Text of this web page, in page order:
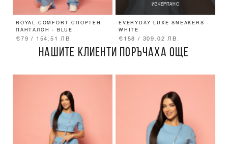
ROYAL COMFORT СПОРТЕН
ПАНТАЛОН - BLUE
€79 / 154.51 ЛВ.
ИЗЧЕРПАНО
EVERYDAY LUXE SNEAKERS -
WHITE
€158 / 309.02 ЛВ.
НАШИТЕ КЛИЕНТИ ПОРЪЧАХА ОЩЕ